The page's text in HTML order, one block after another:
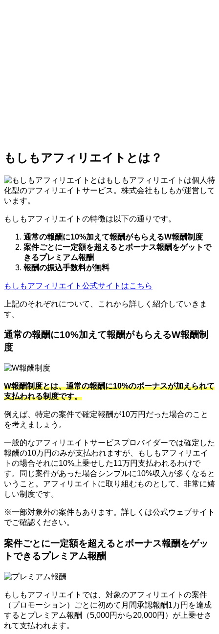
もしもアフィリエイトとは？
もしもアフィリエイトは個人特
化型のアフィリエイトサービス。株式会社もしもが運営して
います。
もしもアフィリエイトの特徴は以下の通りです。
通常の報酬に10%加えて報酬がもらえるW報酬制度
案件ごとに一定額を超えるとボーナス報酬をゲットで
きるプレミアム報酬
報酬の振込手数料が無料
もしもアフィリエイト公式サイトはこちら
上記のそれぞれについて、これから詳しく紹介していきま
す。
通常の報酬に10%加えて報酬がもらえるW報酬制
度
W報酬制度とは、通常の報酬に10%のボーナスが加えられて
支払われる制度です。
例えば、特定の案件で確定報酬が10万円だった場合のこと
を考えましょう。
一般的なアフィリエイトサービスプロバイダーでは確定した
報酬の10万円のみが支払われますが、もしもアフィリエイ
トの場合それに10%上乗せした11万円支払われるわけで
す。同じ案件があった場合シンプルに10%収入が多くなると
いうこと。アフィリエイトに取り組むものとして、非常に嬉
しい制度です。
※一部対象外の案件もあります。詳しくは公式ウェブサイト
でご確認ください。
案件ごとに一定額を超えるとボーナス報酬をゲッ
トできるプレミアム報酬
もしもアフィリエイトでは、対象のアフィリエイトの案件
（プロモーション）ごとに初めて月間承認報酬1万円を達成
するとプレミアム報酬（5,000円から20,000円）が上乗せさ
れて支払われます。